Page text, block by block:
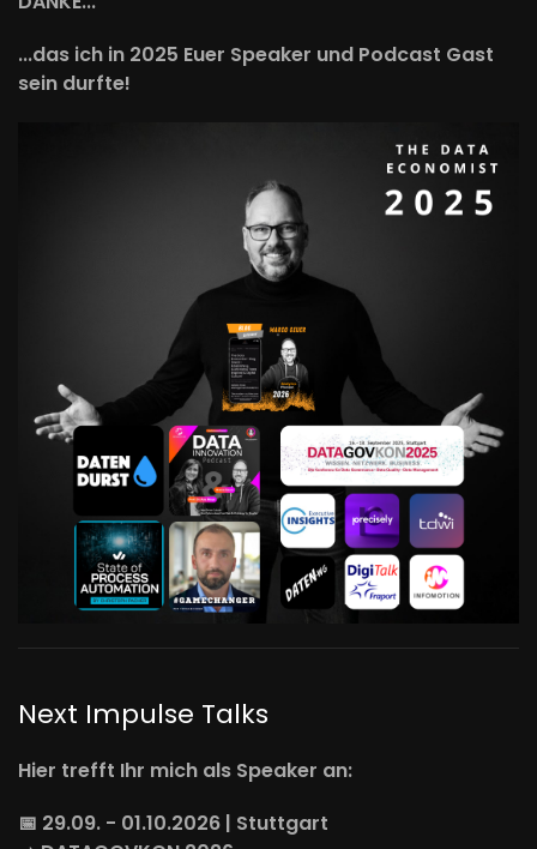
...das ich in 2025 Euer Speaker und Podcast Gast
sein durfte!
Next Impulse Talks
Hier trefft Ihr mich als Speaker an:
📅 29.09. - 01.10.2026 | Stuttgart